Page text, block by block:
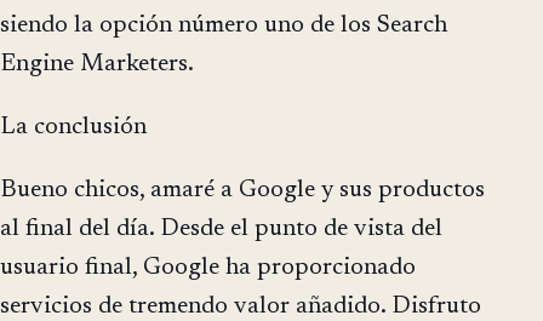
siendo la opción número uno de los Search
Engine Marketers.
La conclusión
Bueno chicos, amaré a Google y sus productos
al final del día. Desde el punto de vista del
usuario final, Google ha proporcionado
servicios de tremendo valor añadido. Disfruto